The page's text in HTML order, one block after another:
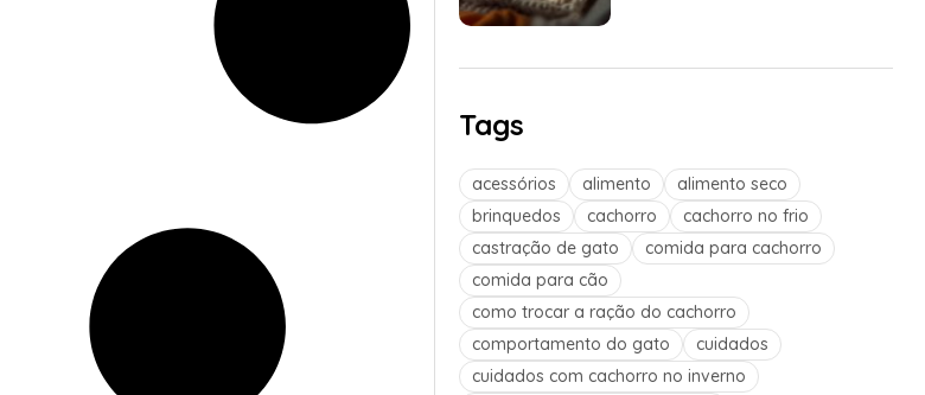
Tags
acessórios alimento
alimento seco
brinquedos
cachorro
cachorro no frio
castração de gato
comida para cachorro
comida para cão
como trocar a ração do cachorro
comportamento do gato
cuidados
cuidados com cachorro no inverno